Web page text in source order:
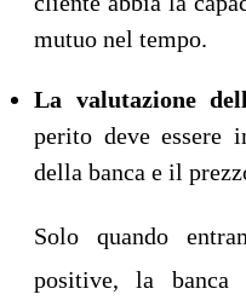
mutuo nel tempo.
La valutazione
perito deve essere
della banca e il
Solo quando
positive, la banca